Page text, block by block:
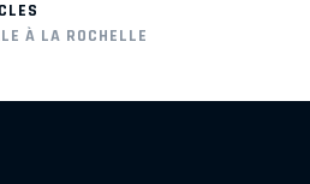
À LA ROCHELLE